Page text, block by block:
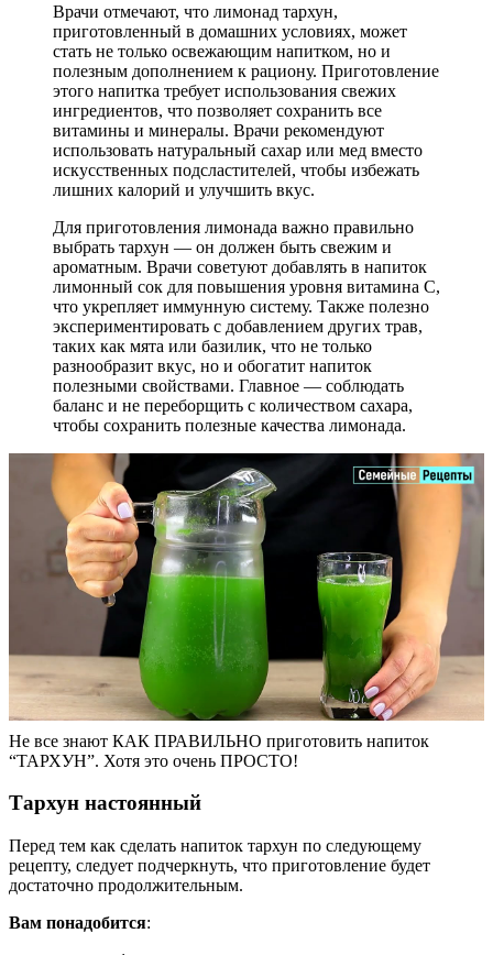
Врачи отмечают, что лимонад тархун,
приготовленный в домашних условиях, может
стать не только освежающим напитком, но и
полезным дополнением к рациону. Приготовление
этого напитка требует использования свежих
ингредиентов, что позволяет сохранить все
витамины и минералы. Врачи рекомендуют
использовать натуральный сахар или мед вместо
искусственных подсластителей, чтобы избежать
лишних калорий и улучшить вкус.
Для приготовления лимонада важно правильно
выбрать тархун — он должен быть свежим и
ароматным. Врачи советуют добавлять в напиток
лимонный сок для повышения уровня витамина C,
что укрепляет иммунную систему. Также полезно
экспериментировать с добавлением других трав,
таких как мята или базилик, что не только
разнообразит вкус, но и обогатит напиток
полезными свойствами. Главное — соблюдать
баланс и не переборщить с количеством сахара,
чтобы сохранить полезные качества лимонада.
Не все знают КАК ПРАВИЛЬНО приготовить напиток
“ТАРХУН”. Хотя это очень ПРОСТО!
Тархун настоянный
Перед тем как сделать напиток тархун по следующему
рецепту, следует подчеркнуть, что приготовление будет
достаточно продолжительным.
Вам понадобится: